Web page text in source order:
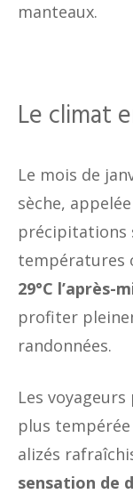
manteaux.
Le climat
Le mois de
sèche, appelée
précipitations
températures
29°C l’après-
profiter
randonnées.
Les
plus
alizés
sensation de